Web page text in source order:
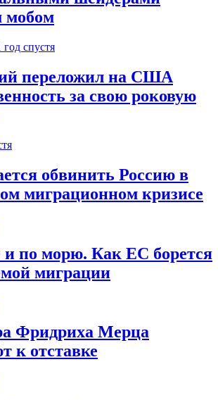
мобом
год спустя
переложил на США
за свою роковую
обвинить Россию в
миграционном кризисе
по морю. Как ЕС борется
миграции
Фридриха Мерца
к отставке